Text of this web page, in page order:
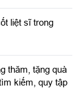
liệt sĩ trong
thăm, tặng quà
kiếm, quy tập